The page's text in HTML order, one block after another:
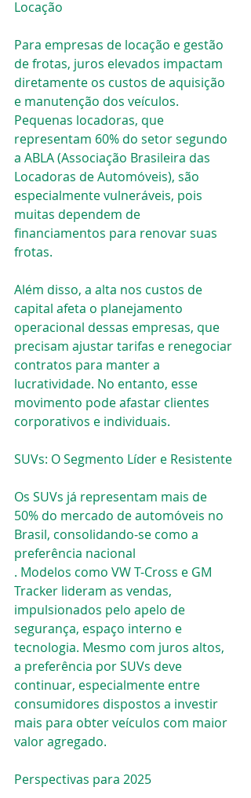
Locação
Para empresas de locação e gestão
de frotas, juros elevados impactam
diretamente os custos de aquisição
e manutenção dos veículos.
Pequenas locadoras, que
representam 60% do setor segundo
a ABLA (Associação Brasileira das
Locadoras de Automóveis), são
especialmente vulneráveis, pois
muitas dependem de
financiamentos para renovar suas
frotas.
Além disso, a alta nos custos de
capital afeta o planejamento
operacional dessas empresas, que
precisam ajustar tarifas e renegociar
contratos para manter a
lucratividade. No entanto, esse
movimento pode afastar clientes
corporativos e individuais.
SUVs: O Segmento Líder e Resistente
Os SUVs já representam mais de
50% do mercado de automóveis no
Brasil, consolidando-se como a
preferência nacional​
. Modelos como VW T-Cross e GM
Tracker lideram as vendas,
impulsionados pelo apelo de
segurança, espaço interno e
tecnologia. Mesmo com juros altos,
a preferência por SUVs deve
continuar, especialmente entre
consumidores dispostos a investir
mais para obter veículos com maior
valor agregado.
Perspectivas para 2025